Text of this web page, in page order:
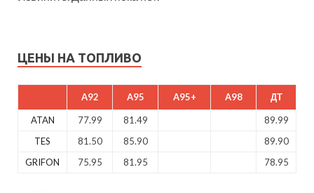
ЦЕНЫ НА ТОПЛИВО
A92 A95 A95+ A98 ДТ
ATAN 77.99 81.49
89.99
TES
81.50 85.90
89.90
GRIFON
75.95 81.95 78.95